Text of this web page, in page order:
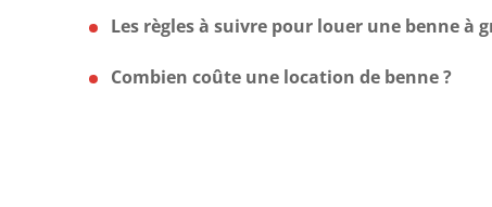
Les règles à suivre pour louer une benne à
Combien coûte une location de benne ?